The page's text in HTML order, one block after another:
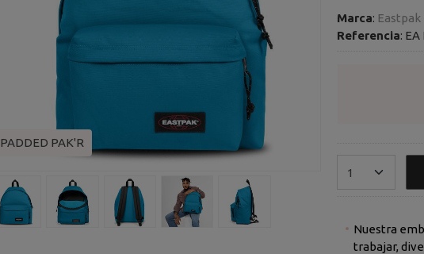
PADDED PAK'R
Marca: Eastpak
Referencia: EA
Nuestra
trabajar,